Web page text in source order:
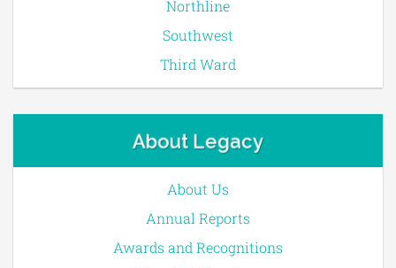
Northline
Southwest
Third Ward
About Legacy
About Us
Annual Reports
Awards and Recognitions